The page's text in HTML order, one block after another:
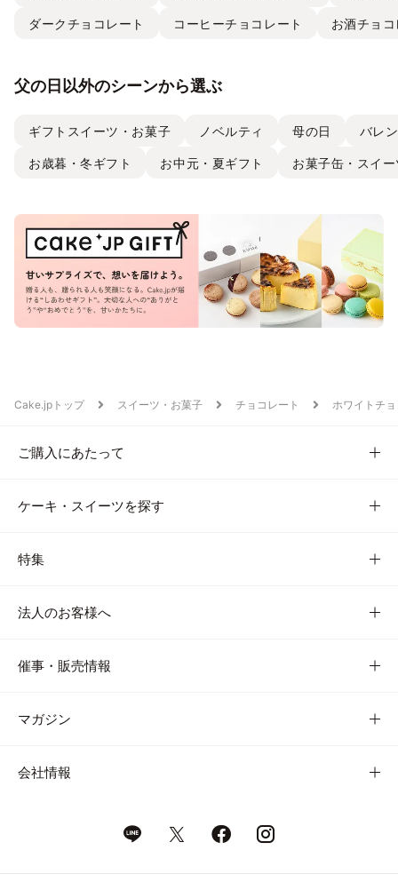
ダークチョコレート コーヒーチョコレート お酒チョ
父の日以外のシーンから選ぶ
ギフトスイーツ・お菓子 ノベルティ 母の日 バレ
お歳暮・冬ギフト お中元・夏ギフト お菓子缶・スイ
Cake.jpトップ スイーツ・お菓子 チョコレート ホワイトチ
ご購入にあたって
ケーキ・スイーツを探す
特集
法人のお客様へ
催事・販売情報
マガジン
会社情報